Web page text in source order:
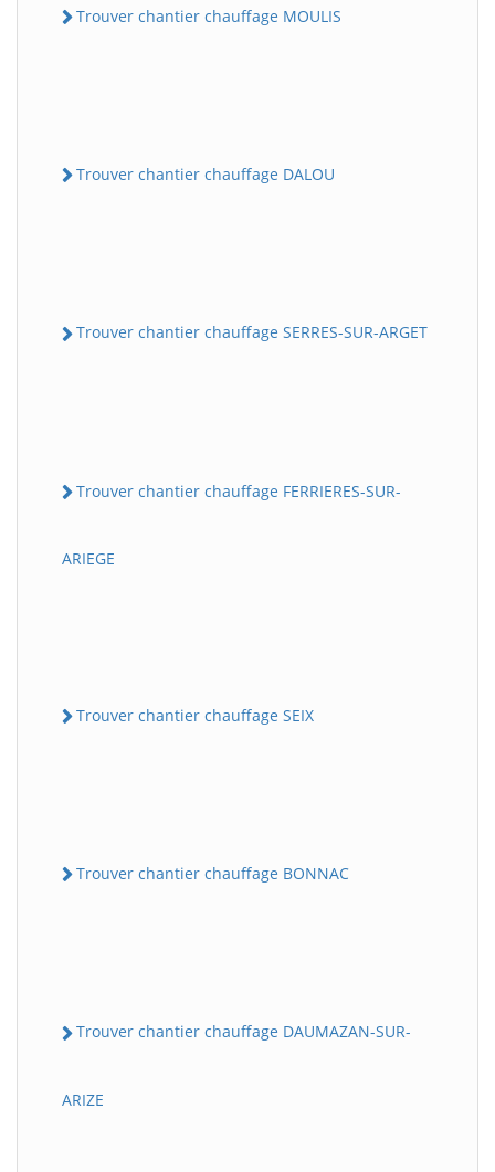
Trouver chantier chauffage MOULIS
Trouver chantier chauffage DALOU
Trouver chantier chauffage SERRES-SUR-ARGET
Trouver chantier chauffage FERRIERES-SUR-
ARIEGE
Trouver chantier chauffage SEIX
Trouver chantier chauffage BONNAC
Trouver chantier chauffage DAUMAZAN-SUR-
ARIZE